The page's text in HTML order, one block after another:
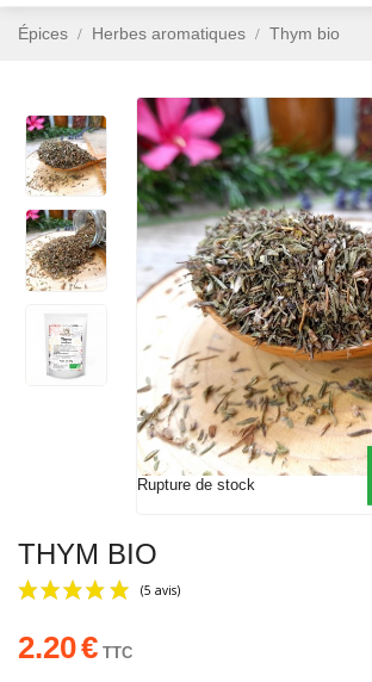
Épices Herbes aromatiques Thym bio
Rupture de stock
THYM BIO
2.20€ TTC